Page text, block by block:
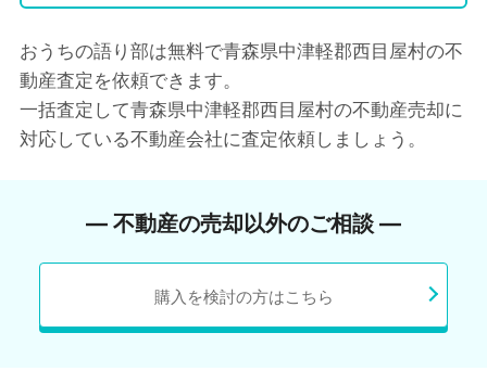
おうちの語り部は無料で青森県中津軽郡西目屋村の不
動産査定を依頼できます。
一括査定して青森県中津軽郡西目屋村の不動産売却に
対応している不動産会社に査定依頼しましょう。
― 不動産の売却以外のご相談 ―
購入を検討の方はこちら